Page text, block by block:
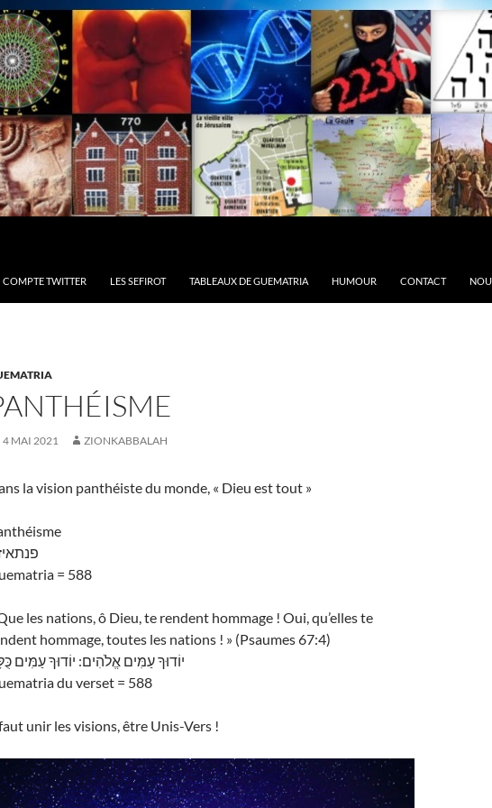
COMPTE TWITTER LES SEFIROT TABLEAUX DE GUEMATRIA HUMOUR CONTACT
4 MAI 2021 ZIONKABBALAH
la vision panthéiste du monde, « Dieu est tout »
= 588
les nations, ô Dieu, te rendent hommage ! Oui, qu’elles te
hommage, toutes les nations ! » (Psaumes 67:4)
יוֹדוּךָ עַמִּים אֱלֹהִים: יוֹדוּךָ עַמִּים
du verset = 588
unir les visions, être Unis-Vers !